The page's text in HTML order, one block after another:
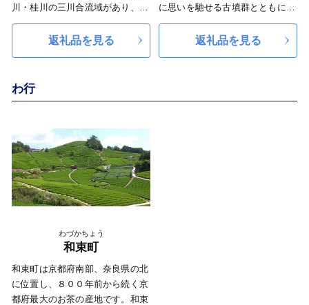
川・桂川の三川合流域があり、約
1.4kmにわたり桜が楽しめる背割
堤、国宝に指定された「石清水八
幡宮」、といった様々な自然・歴
また、南部地域は新名神高速道路
などの広域交通網が整備される
つあります。
本市では、「住んでよし、訪れて
よし」のまちづくりを進めてまい
りますので、皆様からのあたたか
いご支援をお待ちしています。
返礼品を見る
に思いを馳せる古墳群とともに、
大正から昭和の文化を色濃く残す
風情のある地域です。 独自農業
モデルである「自然循環農業」と
を織りなす「ものづくりのまち」
返礼品を見る
わ行
わづかちょう
和束町
和束町は京都府南部、奈良県の北
に位置し、８００年前から続く京
都府最大のお茶の産地です。和束